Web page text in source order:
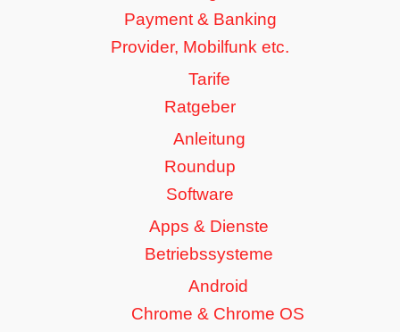
Payment & Banking
Provider, Mobilfunk etc.
Tarife
Ratgeber
Anleitung
Roundup
Software
Apps & Dienste
Betriebssysteme
Android
Chrome & Chrome OS